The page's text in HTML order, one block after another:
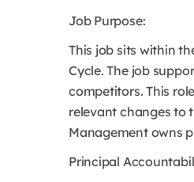
Job Purpose:
This job sits within
Cycle. The job
competitors. This
relevant changes to
Management owns
Principal